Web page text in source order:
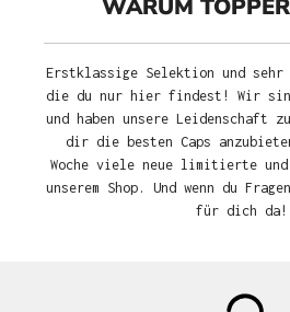
WARUM
Erstklassige Selektion und sehr
die du nur hier findest! Wir
und haben unsere Leidenschaft
dir die besten Caps
Woche viele neue limitierte
unserem Shop. Und wenn du
für dich da!